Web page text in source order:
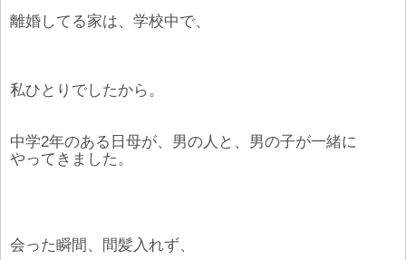
離婚してる家は、学校中で、
私ひとりでしたから。
中学2年のある日母が、男の人と、男の子が一緒に
やってきました。
会った瞬間、間髪入れず、